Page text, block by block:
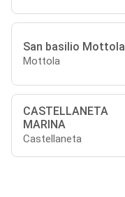
San basilio Mottola
Mottola
CASTELLANETA
MARINA
Castellaneta